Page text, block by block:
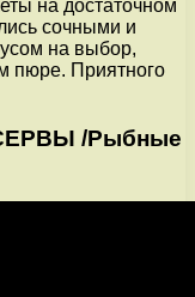
на достаточном
сочными и
на выбор,
пюре. Приятного
/Рыбные